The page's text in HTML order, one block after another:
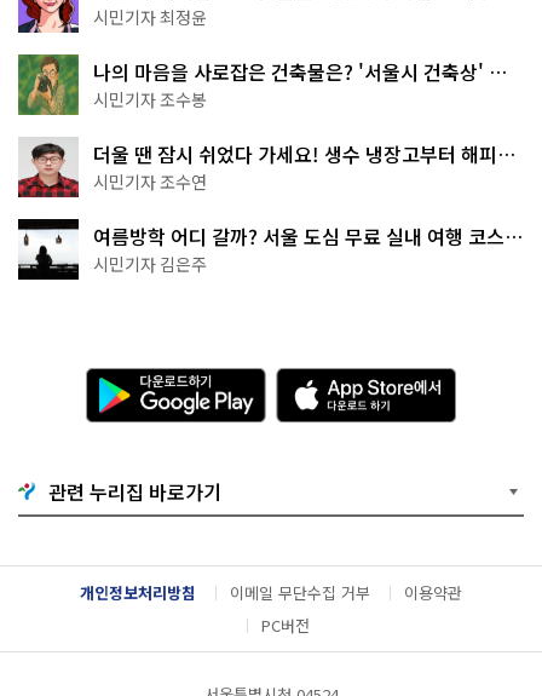
무 명소
시민기자 최정윤
나의 마음을 사로잡은 건축물은? '서울시 건축상' 수
상작 공개!
시민기자 조수봉
더울 땐 잠시 쉬었다 가세요! 생수 냉장고부터 해피소
·무더위쉼터까지
시민기자 조수연
여름방학 어디 갈까? 서울 도심 무료 실내 여행 코스
추천
시민기자 김은주
다
운
로
기
G
o
g
l
e
l
A
p
p
e
서
다
운
드
관련 누리집 바로가기
개인정보처리방침 이메일 무단수집 거부
이용약관
PC버전